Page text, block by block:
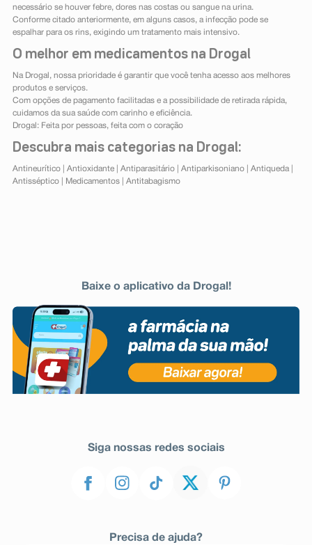
necessário se houver febre, dores nas costas ou sangue na urina.
Conforme citado anteriormente, em alguns casos, a infecção pode se
espalhar para os rins, exigindo um tratamento mais intensivo.
O melhor em medicamentos na Drogal
Na Drogal, nossa prioridade é garantir que você tenha acesso aos melhores
produtos e serviços.
Com opções de pagamento facilitadas e a possibilidade de retirada rápida,
cuidamos da sua saúde com carinho e eficiência.
Drogal: Feita por pessoas, feita com o coração
Descubra mais categorias na Drogal:
Antineurítico| Antioxidante| Antiparasitário| Antiparkisoniano| Antiqueda|
Antisséptico| Medicamentos| Antitabagismo
Baixe o aplicativo da Drogal!
Siga nossas redes sociais
Precisa de ajuda?